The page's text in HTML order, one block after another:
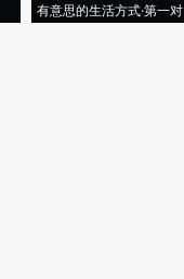
有意思的生活方式·第一对